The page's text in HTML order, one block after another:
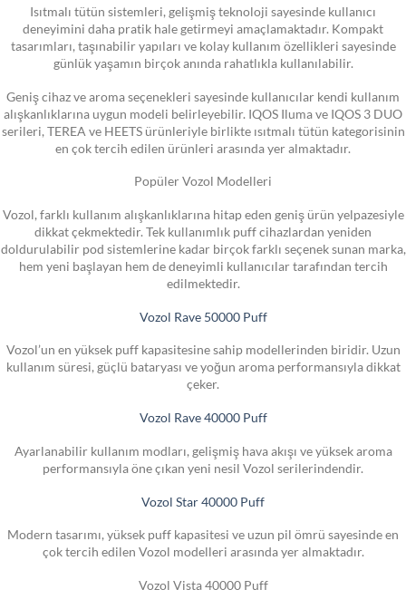
Isıtmalı tütün sistemleri, gelişmiş teknoloji sayesinde kullanıcı
deneyimini daha pratik hale getirmeyi amaçlamaktadır. Kompakt
tasarımları, taşınabilir yapıları ve kolay kullanım özellikleri sayesinde
günlük yaşamın birçok anında rahatlıkla kullanılabilir.
Geniş cihaz ve aroma seçenekleri sayesinde kullanıcılar kendi kullanım
alışkanlıklarına uygun modeli belirleyebilir. IQOS Iluma ve IQOS 3 DUO
serileri, TEREA ve HEETS ürünleriyle birlikte ısıtmalı tütün kategorisinin
en çok tercih edilen ürünleri arasında yer almaktadır.
Popüler Vozol Modelleri
Vozol, farklı kullanım alışkanlıklarına hitap eden geniş ürün yelpazesiyle
dikkat çekmektedir. Tek kullanımlık puff cihazlardan yeniden
doldurulabilir pod sistemlerine kadar birçok farklı seçenek sunan marka,
hem yeni başlayan hem de deneyimli kullanıcılar tarafından tercih
edilmektedir.
Vozol Rave 50000 Puff
Vozol’un en yüksek puff kapasitesine sahip modellerinden biridir. Uzun
kullanım süresi, güçlü bataryası ve yoğun aroma performansıyla dikkat
çeker.
Vozol Rave 40000 Puff
Ayarlanabilir kullanım modları, gelişmiş hava akışı ve yüksek aroma
performansıyla öne çıkan yeni nesil Vozol serilerindendir.
Vozol Star 40000 Puff
Modern tasarımı, yüksek puff kapasitesi ve uzun pil ömrü sayesinde en
çok tercih edilen Vozol modelleri arasında yer almaktadır.
Vozol Vista 40000 Puff